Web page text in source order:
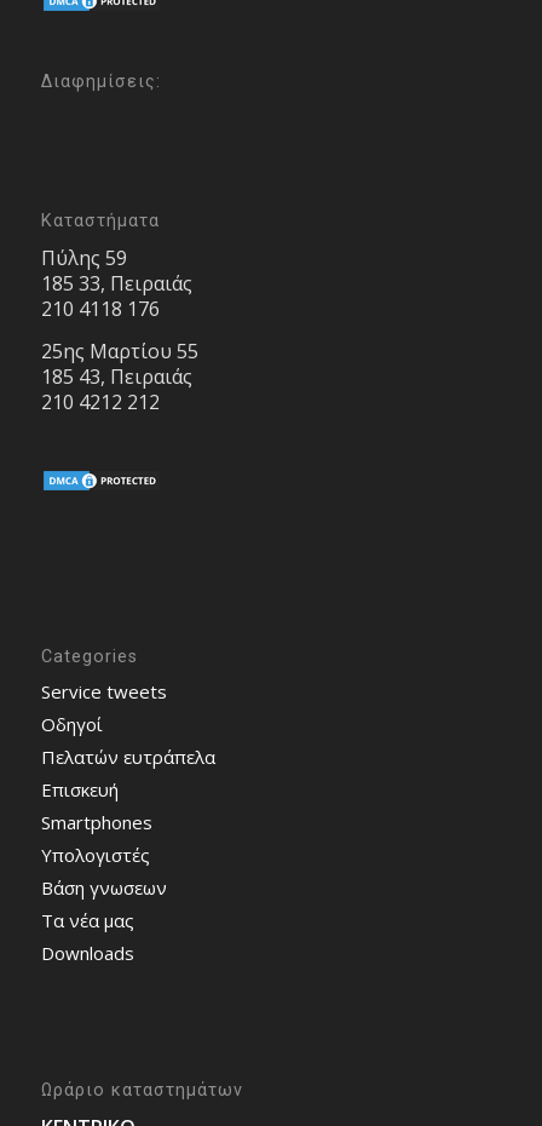
Διαφημίσεις:
Καταστήματα
Πύλης 59
185 33, Πειραιάς
210 4118 176
25ης Μαρτίου 55
185 43, Πειραιάς
210 4212 212
Categories
Service tweets
Οδηγοί
Πελατών ευτράπελα
Επισκευή
Smartphones
Υπολογιστές
Bάση γνωσεων
Τα νέα μας
Downloads
Ωράριο καταστημάτων